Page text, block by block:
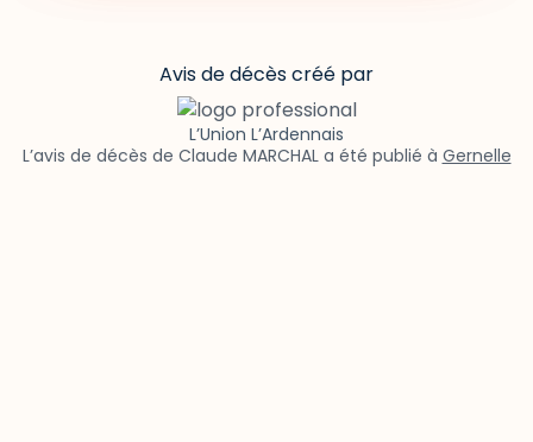
Avis de décès créé par
L’Union L’Ardennais
L’avis de décès de Claude MARCHAL a été publié à Gernelle